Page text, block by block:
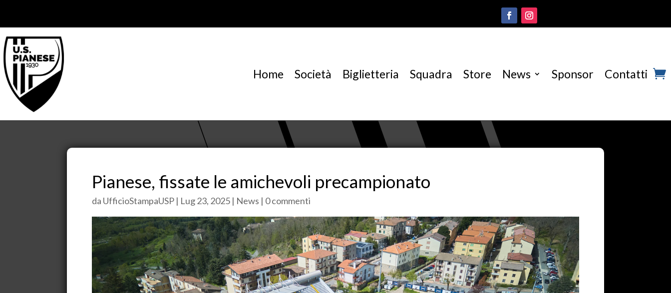
Home Società Biglietteria Squadra Store News Sponsor Contatti
Pianese, fissate le amichevoli precampionato
da UfficioStampaUSP | Lug 23, 2025 | News | 0 commenti